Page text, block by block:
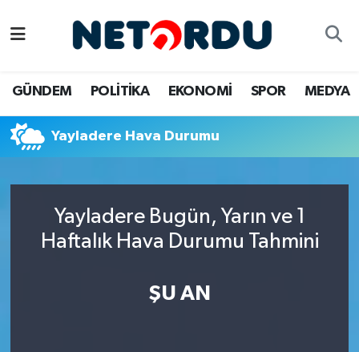
GÜNDEM POLİTİKA EKONOMİ SPOR MEDYA
Yayladere Hava Durumu
Yayladere Bugün, Yarın ve 1
Haftalık Hava Durumu Tahmini
ŞU AN
DÜNYA
EĞİTİM
EKONOMİ
Namaz Vakitleri
Trafik Durumu
Süper Lig Puan Durumu ve Fikstür
Son Dakika Haberleri